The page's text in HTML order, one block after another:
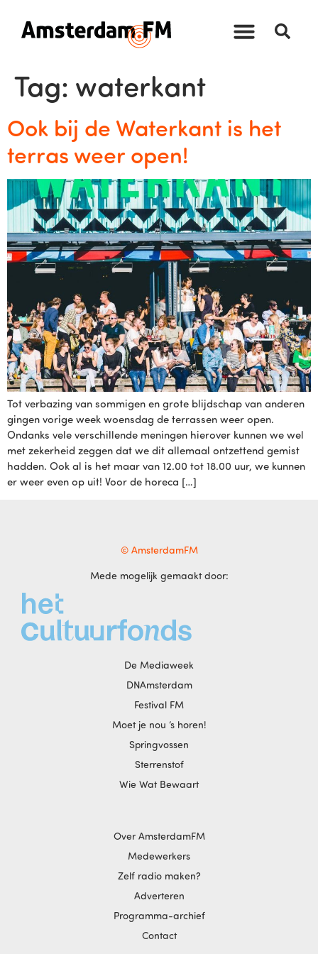
Tag: waterkant
Ook bij de Waterkant is het
terras weer open!
Tot verbazing van sommigen en grote blijdschap van anderen
gingen vorige week woensdag de terrassen weer open.
Ondanks vele verschillende meningen hierover kunnen we wel
met zekerheid zeggen dat we dit allemaal ontzettend gemist
hadden. Ook al is het maar van 12.00 tot 18.00 uur, we kunnen
er weer even op uit! Voor de horeca […]
© AmsterdamFM
Mede mogelijk gemaakt door:
De Mediaweek
DNAmsterdam
Festival FM
Moet je nou ‘s horen!
Springvossen
Sterrenstof
Wie Wat Bewaart
Over AmsterdamFM
Medewerkers
Zelf radio maken?
Adverteren
Programma-archief
Contact